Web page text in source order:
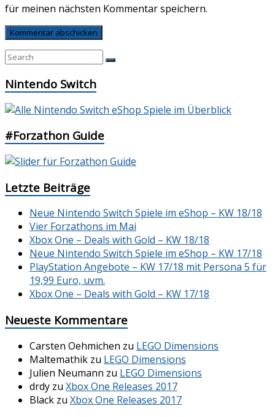
für meinen nächsten Kommentar speichern.
Nintendo Switch
#Forzathon Guide
Letzte Beiträge
Neue Nintendo Switch Spiele im eShop – KW 18/18
Vier Forzathons im Mai
Xbox One – Deals with Gold – KW 18/18
Neue Nintendo Switch Spiele im eShop – KW 17/18
PlayStation Angebote – KW 17/18 mit Persona 5 für
19,99 Euro, uvm.
Xbox One – Deals with Gold – KW 17/18
Neueste Kommentare
Carsten Oehmichen zu LEGO Dimensions
Maltemathik zu LEGO Dimensions
Julien Neumann zu LEGO Dimensions
drdy zu Xbox One Releases 2017
Black zu Xbox One Releases 2017